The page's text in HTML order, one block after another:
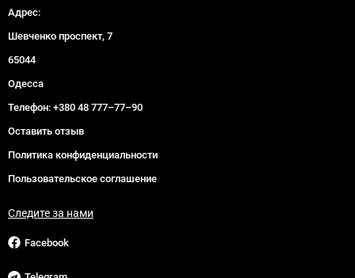
Адрес:
Шевченко проспект, 7
65044
Одесса
Телефон: +380 48 777–77–90
Оставить отзыв
Политика конфиденциальности
Пользовательское соглашение
Следите за нами
Facebook